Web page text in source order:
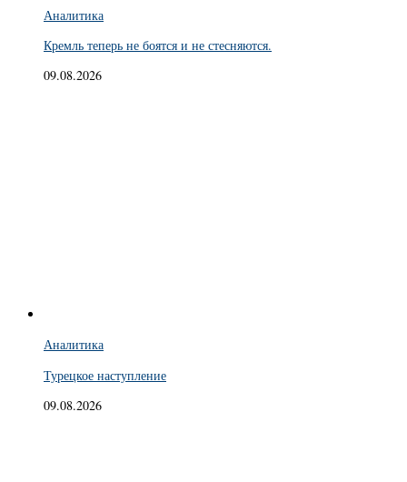
Аналитика
Кремль теперь не боятся и не стесняются.
09.08.2026
Аналитика
Турецкое наступление
09.08.2026